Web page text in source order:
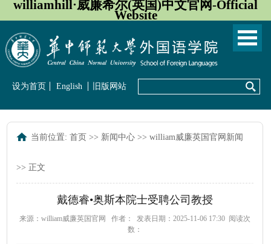
williamhill·威廉希尔(英国)中文官网-Official
Website
设为首页 English 旧版网站
当前位置:首页 >> 新闻中心 >>william威廉英国官网新闻
>> 正文
戴德睿•奥斯本院士受聘公司教授
来源：william威廉英国官网 作者： 发表日期：2025-11-06 17:30 阅读次
数：